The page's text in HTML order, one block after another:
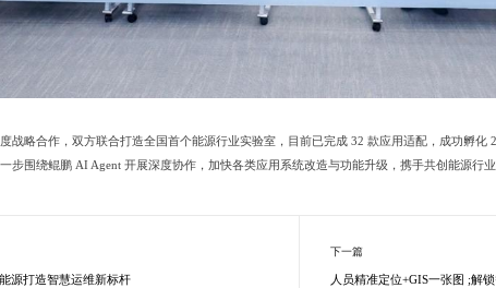
战略合作，双方联合打造全国首个能源行业实验室，目前已完成 32 款应用适配，成功孵化
步围绕鲲鹏 AI Agent 开展深度协作，加快各类应用系统改造与功能升级，携手共创能源行业
源打造智慧运维新标杆
下一篇
人员精准定位+GIS一张图 ;解